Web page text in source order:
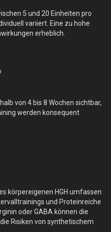
5 und 20 Einheiten pro
variiert. Eine zu hohe
erheblich.
von 4 bis 8 Wochen sichtbar,
werden konsequent
körpereigenen HGH umfassen
und Proteinreiche
oder GABA können die
Risiken von synthetischem